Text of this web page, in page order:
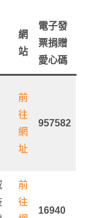
網
站
電子發
票捐贈
愛心碼
前
往
網
址
957582
前
往
16940